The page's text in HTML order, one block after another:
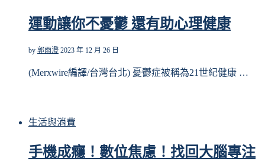
運動讓你不憂鬱 還有助心理健康
by 郭雨澄 2023 年 12 月 26 日
(Merxwire編譯/台灣台北) 憂鬱症被稱為21世紀健康 …
生活與消費
手機成癮！數位焦慮！找回大腦專注